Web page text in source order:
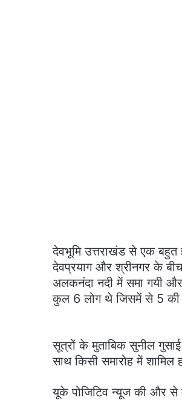
देवभूमि उत्तराखंड से एक बहुत
देवप्रयाग और श्रीनगर के
अलकनंदा नदी में समा गयी
कुल 6 लोग थे जिसमें से 5 की
सूत्रों के मुताबिक सुनील
साथ किसी समारोह में
यूके पोजिटिव न्यूज की और से